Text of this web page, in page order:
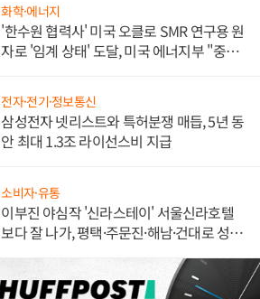
화학·에너지
'한수원 협력사' 미국 오클로 SMR 연구용 원
자로 '임계 상태' 도달, 미국 에너지부 "중요
전자·전기·정보통신
삼성전자 넷리스트와 특허분쟁 매듭, 5년 동
안 최대 1.3조 라이선스비 지급
소비자·유통
이부진 야심작 '신라스테이' 서울신라호텔
보다 잘 나가, 평택·주문진·해남·건대로 성